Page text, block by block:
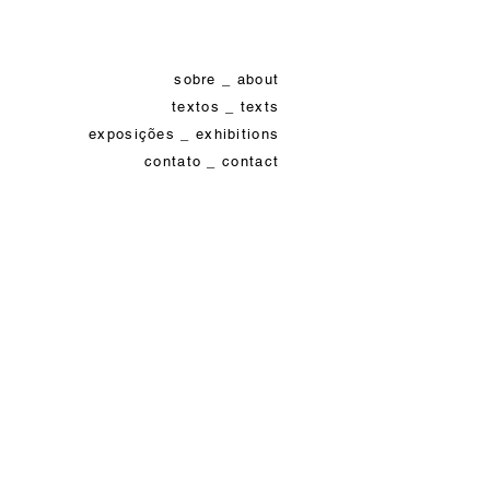
sobre _ about
textos _ texts
exposições _ exhibitions
contato _ contact